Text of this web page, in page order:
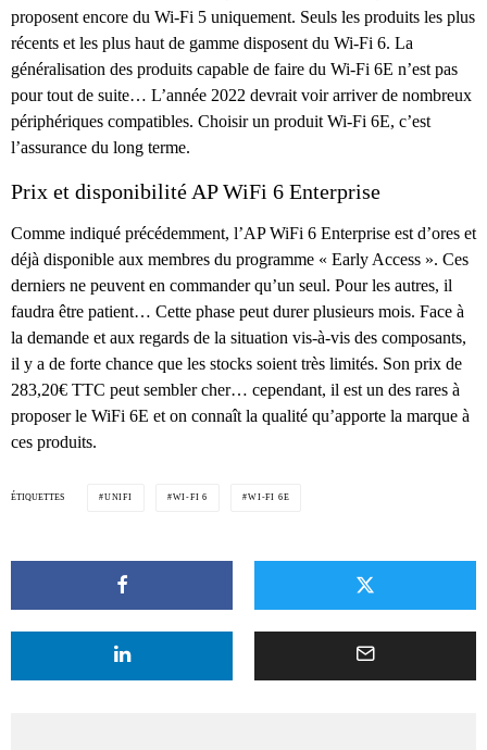
proposent encore du Wi-Fi 5 uniquement. Seuls les produits les plus
récents et les plus haut de gamme disposent du Wi-Fi 6. La
généralisation des produits capable de faire du Wi-Fi 6E n’est pas
pour tout de suite… L’année 2022 devrait voir arriver de nombreux
périphériques compatibles. Choisir un produit Wi-Fi 6E, c’est
l’assurance du long terme.
Prix et disponibilité AP WiFi 6 Enterprise
Comme indiqué précédemment, l’AP WiFi 6 Enterprise est d’ores et
déjà disponible aux membres du programme « Early Access ». Ces
derniers ne peuvent en commander qu’un seul. Pour les autres, il
faudra être patient… Cette phase peut durer plusieurs mois. Face à
la demande et aux regards de la situation vis-à-vis des composants,
il y a de forte chance que les stocks soient très limités. Son prix de
283,20€ TTC peut sembler cher… cependant, il est un des rares à
proposer le WiFi 6E et on connaît la qualité qu’apporte la marque à
ces produits.
ÉTIQUETTES UNIFI WI-FI 6 WI-FI 6E